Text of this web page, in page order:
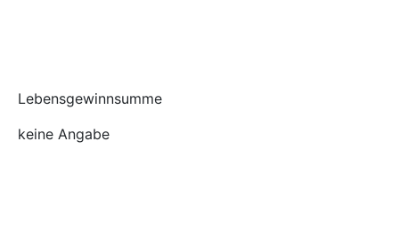
Lebensgewinnsumme
keine Angabe